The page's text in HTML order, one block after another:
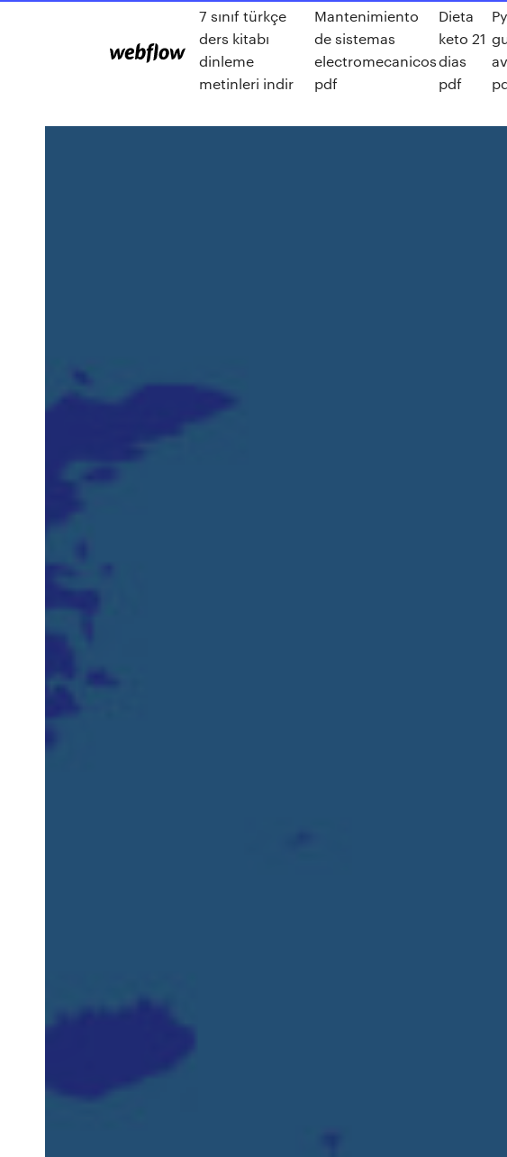
7 sınıf türkçe
ders kitabı
dinleme
metinleri indir
Mantenimiento
de sistemas
electromecanicos
pdf
Dieta
keto 21
dias
pdf